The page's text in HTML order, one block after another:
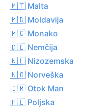
🇲🇹 Malta
🇲🇩 Moldavija
🇲🇨 Monako
🇩🇪 Nemčija
🇳🇱 Nizozemska
🇳🇴 Norveška
🇮🇲 Otok Man
🇵🇱 Poljska